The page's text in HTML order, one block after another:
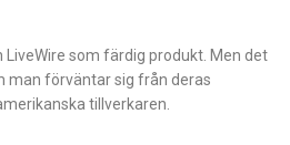
LiveWire som färdig produkt. Men det
man förväntar sig från deras
tillverkaren.